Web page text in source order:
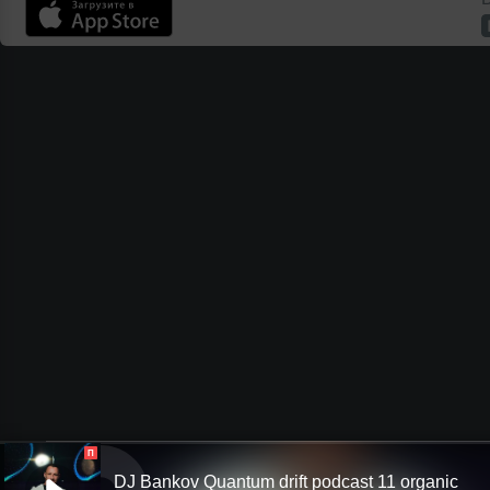
П
DJ Bankov Quantum drift podcast 11 organic